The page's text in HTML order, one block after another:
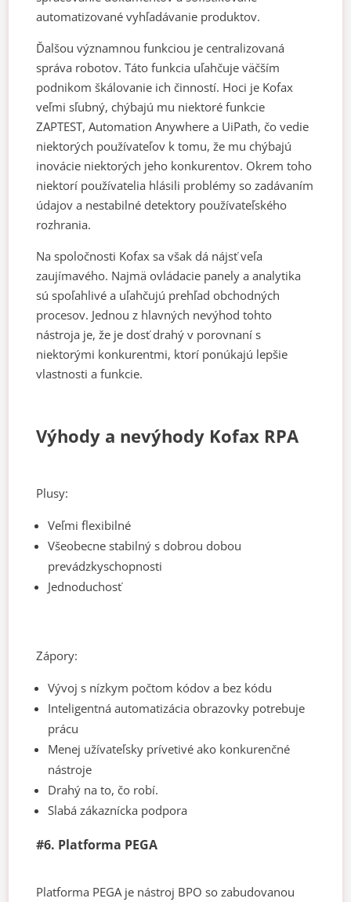
automatizované vyhľadávanie produktov.
Ďalšou významnou funkciou je centralizovaná
správa robotov. Táto funkcia uľahčuje väčším
podnikom škálovanie ich činností. Hoci je Kofax
veľmi sľubný, chýbajú mu niektoré funkcie
ZAPTEST, Automation Anywhere a UiPath, čo vedie
niektorých používateľov k tomu, že mu chýbajú
inovácie niektorých jeho konkurentov. Okrem toho
niektorí používatelia hlásili problémy so zadávaním
údajov a nestabilné detektory používateľského
rozhrania.
Na spoločnosti Kofax sa však dá nájsť veľa
zaujímavého. Najmä ovládacie panely a analytika
sú spoľahlivé a uľahčujú prehľad obchodných
procesov. Jednou z hlavných nevýhod tohto
nástroja je, že je dosť drahý v porovnaní s
niektorými konkurentmi, ktorí ponúkajú lepšie
vlastnosti a funkcie.
Výhody a nevýhody Kofax RPA
Plusy:
Veľmi flexibilné
Všeobecne stabilný s dobrou dobou
prevádzkyschopnosti
Jednoduchosť
Zápory:
Vývoj s nízkym počtom kódov a bez kódu
Inteligentná automatizácia obrazovky potrebuje
prácu
Menej užívateľsky prívetivé ako konkurenčné
nástroje
Drahý na to, čo robí.
Slabá zákaznícka podpora
#6. Platforma PEGA
Platforma PEGA je nástroj BPO so zabudovanou